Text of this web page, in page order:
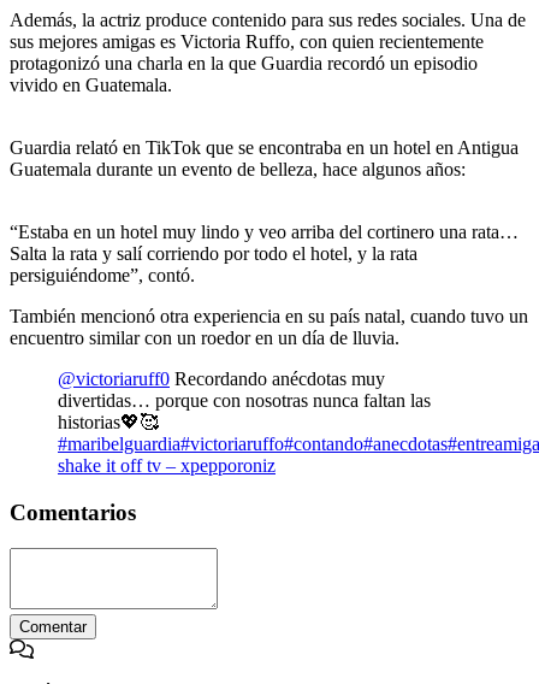
Además, la actriz produce contenido para sus redes sociales. Una de
sus mejores amigas es Victoria Ruffo, con quien recientemente
protagonizó una charla en la que Guardia recordó un episodio
vivido en Guatemala.
Guardia relató en TikTok que se encontraba en un hotel en Antigua
Guatemala durante un evento de belleza, hace algunos años:
“Estaba en un hotel muy lindo y veo arriba del cortinero una rata…
Salta la rata y salí corriendo por todo el hotel, y la rata
persiguiéndome”, contó.
También mencionó otra experiencia en su país natal, cuando tuvo un
encuentro similar con un roedor en un día de lluvia.
@victoriaruff0 Recordando anécdotas muy
divertidas… porque con nosotras nunca faltan las
historias💖🥰
#maribelguardia#victoriaruffo#contando#anecdotas
shake it off tv – xpepporoniz
Comentarios
Comentar